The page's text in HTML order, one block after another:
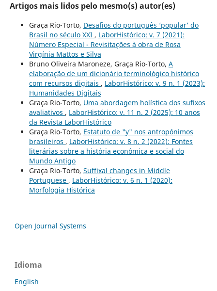
Artigos mais lidos pelo mesmo(s) autor(es)
Graça Rio-Torto, Desafios do português ‘popular’ do
Brasil no século XXI , LaborHistórico: v. 7 (2021):
Número Especial - Revisitações à obra de Rosa
Virgínia Mattos e Silva
Bruno Oliveira Maroneze, Graça Rio-Torto, A
elaboração de um dicionário terminológico histórico
com recursos digitais , LaborHistórico: v. 9 n. 1 (2023):
Humanidades Digitais
Graça Rio-Torto, Uma abordagem holística dos sufixos
avaliativos , LaborHistórico: v. 11 n. 2 (2025): 10 anos
da Revista LaborHistórico
Graça Rio-Torto, Estatuto de "y" nos antropónimos
brasileiros , LaborHistórico: v. 8 n. 2 (2022): Fontes
literárias sobre a história econômica e social do
Mundo Antigo
Graça Rio-Torto, Suffixal changes in Middle
Portuguese , LaborHistórico: v. 6 n. 1 (2020):
Morfologia Histórica
Open Journal Systems
Idioma
English